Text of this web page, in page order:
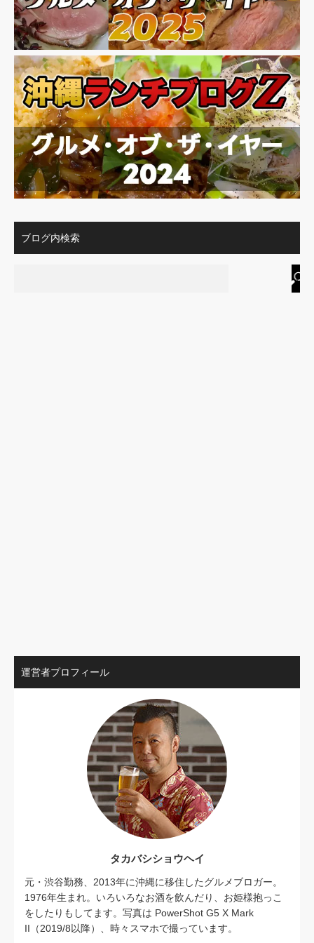
ブログ内検索
運営者プロフィール
タカバシショウヘイ
元・渋谷勤務、2013年に沖縄に移住したグルメブロガー。
1976年生まれ。いろいろなお酒を飲んだり、お姫様抱っこ
をしたりもしてます。写真は PowerShot G5 X Mark
II（2019/8以降）、時々スマホで撮っています。